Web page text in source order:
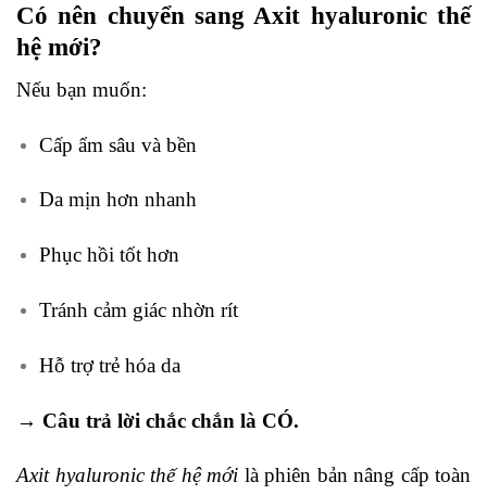
Có nên chuyển sang Axit hyaluronic thế
hệ mới?
Nếu bạn muốn:
Cấp ẩm sâu và bền
Da mịn hơn nhanh
Phục hồi tốt hơn
Tránh cảm giác nhờn rít
Hỗ trợ trẻ hóa da
→ Câu trả lời chắc chắn là CÓ.
Axit hyaluronic thế hệ mới là phiên bản nâng cấp toàn